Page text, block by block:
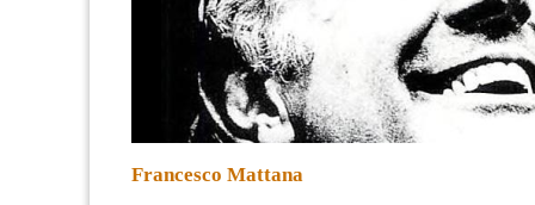
Francesco Mattana